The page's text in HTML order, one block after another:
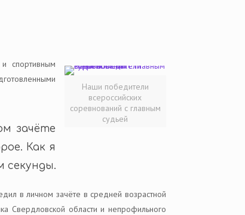
Наши победители
всероссийских
соревнований с главным
судьей
спортивным
зачёте
Как я
секунды.
в личном зачёте в средней возрастной
Свердловской области и непрофильного